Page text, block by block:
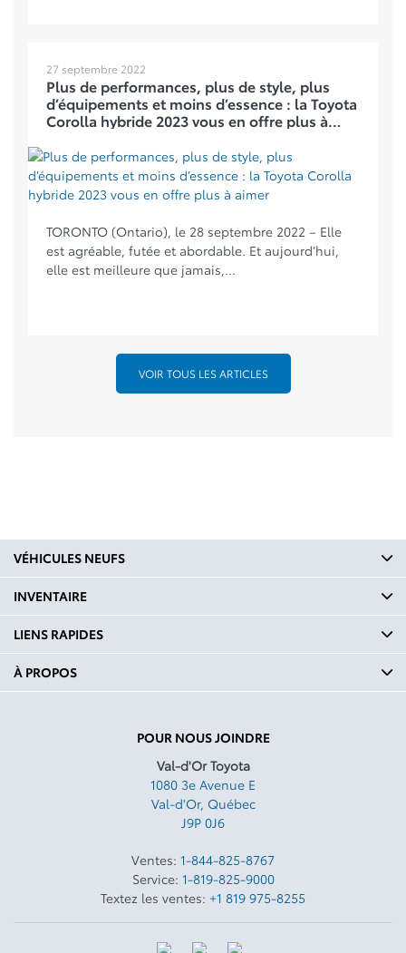
27 septembre 2022
Plus de performances, plus de style, plus
d’équipements et moins d’essence : la Toyota
Corolla hybride 2023 vous en offre plus à
TORONTO (Ontario), le 28 septembre 2022 – Elle
est agréable, futée et abordable. Et aujourd’hui,
elle est meilleure que jamais,...
VOIR TOUS LES ARTICLES
POUR NOUS JOINDRE
Val-d'Or Toyota
1080 3e Avenue E
Val-d'Or, Québec
J9P 0J6
Ventes: 1-844-825-8767
Service: 1-819-825-9000
Textez les ventes: +1 819 975-8255
VÉHICULES NEUFS
INVENTAIRE
LIENS RAPIDES
À PROPOS